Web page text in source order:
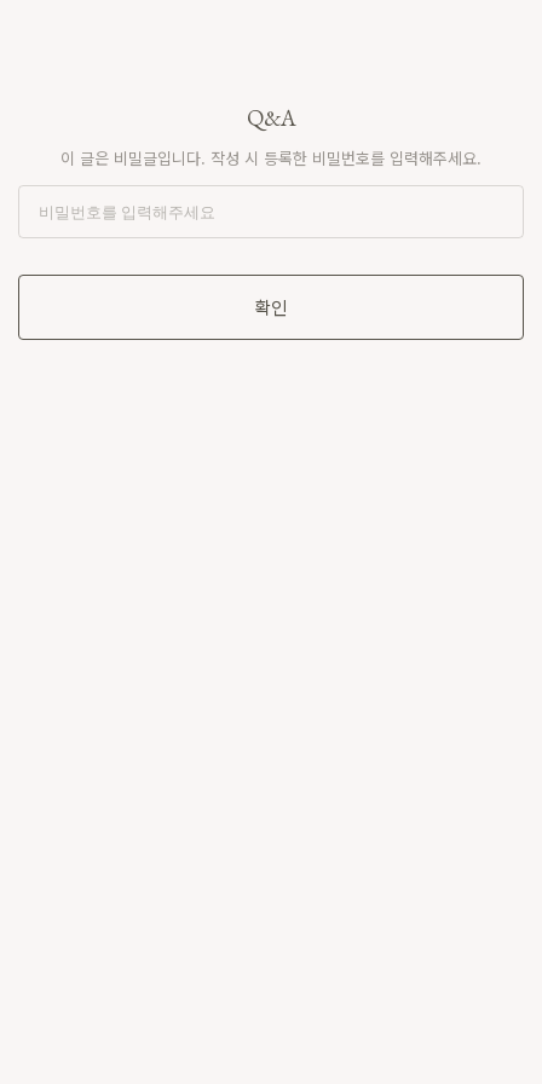
Q&A
이 글은 비밀글입니다. 작성 시 등록한 비밀번호를 입력해주세요.
확인